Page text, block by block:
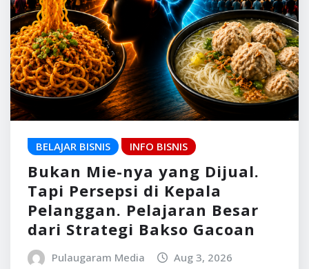
BELAJAR BISNIS INFO BISNIS
Bukan Mie-nya yang Dijual.
Tapi Persepsi di Kepala
Pelanggan. Pelajaran Besar
dari Strategi Bakso Gacoan
Pulaugaram Media Aug 3, 2026